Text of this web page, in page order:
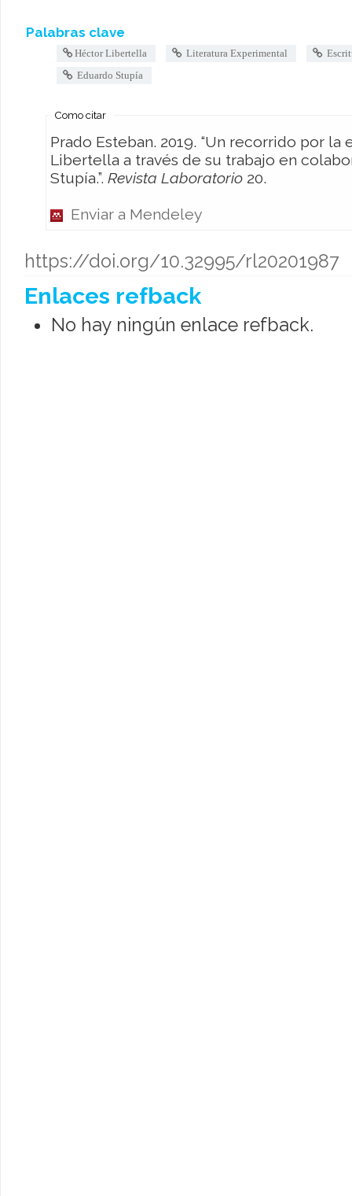
Palabras clave
Héctor Libertella Literatura Experimental
Eduardo Stupía
Como citar
Prado Esteban. 2019. “Un recorrido por la escritura de Héctor
Libertella a través de su trabajo en
Stupía.”. Revista Laboratorio 20.
Enviar a Mendeley
https://doi.org/10.32995/rl20201987
Enlaces refback
No hay ningún enlace refback.